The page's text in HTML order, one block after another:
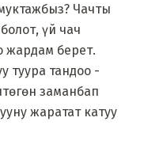
Чачты
үй чач
жардам берет.
туура тандоо -
заманбап
жаратат катуу